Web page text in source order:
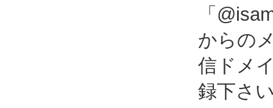
「
からの
信ドメ
録下さ